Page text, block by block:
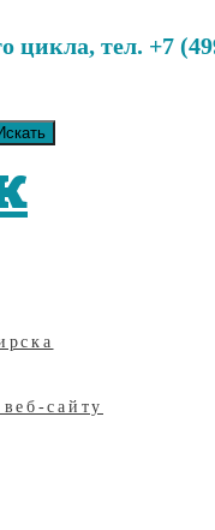
цикла, тел. +7
сайту